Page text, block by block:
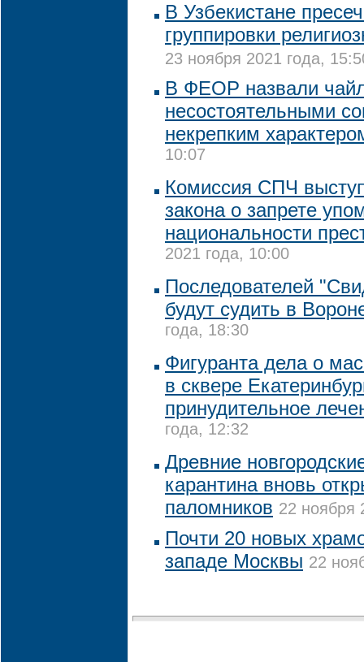
В Узбекистане
группировки
23 ноября 2021 года,
В ФЕОР назвали
несостоятельными
некрепким
10:07
Комиссия СПЧ
закона о запрете
национальности
2021 года, 10:00
Последователей
будут судить в
года, 18:30
Фигуранта дела о
в сквере
принудительное
года, 12:32
Древние
карантина вновь
паломников 22 ноября
Почти 20 новых
западе Москвы 22